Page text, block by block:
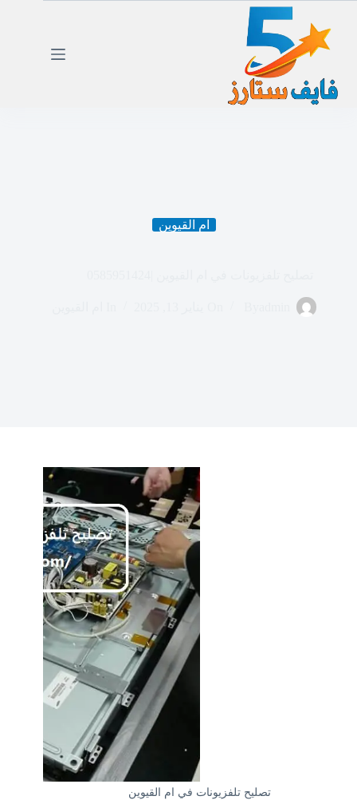
المحتوى
ام القيوين
تصليح تلفزيونات في ام القيوين